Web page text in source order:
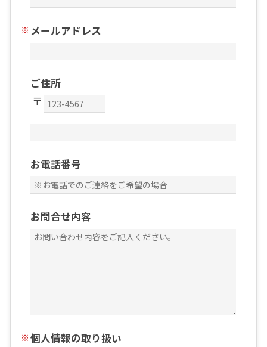
メールアドレス
ご住所
お電話番号
お問合せ内容
個人情報の取り扱い